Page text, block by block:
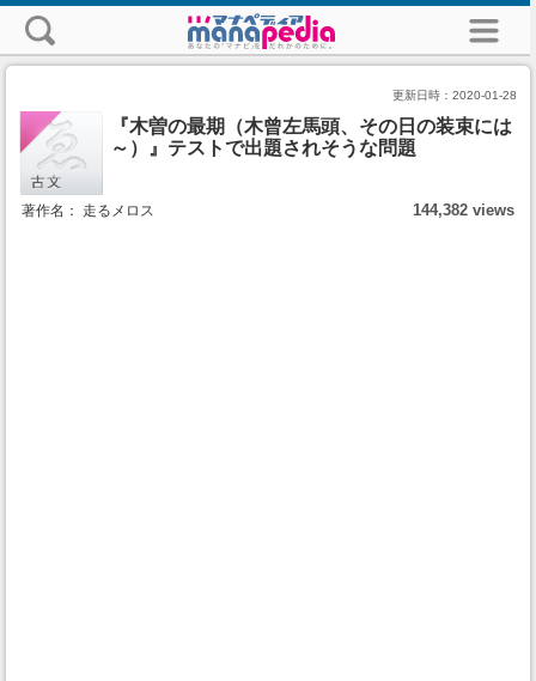
更新日時： 2020-01-28
『木曽の最期（木曾左馬頭、その日の装束には
～）』テストで出題されそうな問題
著作名： 走るメロス 144,382 views